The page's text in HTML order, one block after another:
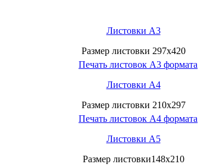
Листовки А3
Размер листовки 297х420
Листовки А4
Размер листовки 210х297
Листовки А5
Размер листовки148х210